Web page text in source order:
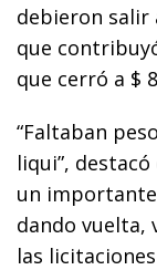
debieron salir
que
que cerró a $
“Faltaban
liqui”,
un importante
dando vuelta,
las